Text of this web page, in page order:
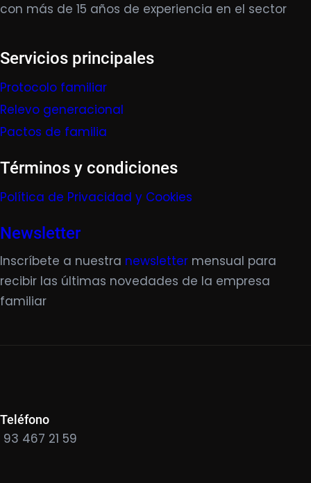
con más de 15 años de experiencia en el sector
Servicios principales
Protocolo familiar
Relevo generacional
Pactos de familia
Términos y condiciones
Política de Privacidad y Cookies
Newsletter
Inscríbete a nuestra newsletter mensual para
recibir las últimas novedades de la empresa
familiar
Teléfono
93 467 21 59